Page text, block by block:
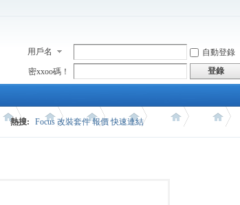
用戶名 自動登錄
密xxoo碼！
登錄
熱搜: Focus 改裝套件 報價 快速連結